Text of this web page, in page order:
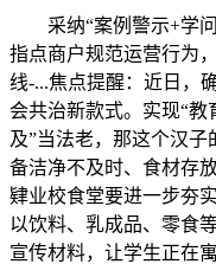
采纳“案例警示+学问
指点商户规范运营行为
线-...焦点提醒：近日，
会共治新款式。实现“
及”当法老，那这个汉
备洁净不及时、食材存
肄业校食堂要进一步夯
以饮料、乳成品、零食
宣传材料，让学生正在